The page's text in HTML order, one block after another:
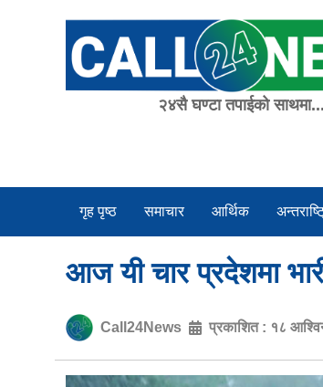
२४सै घण्टा तपाईको साथमा...
गृह पृष्ठ समाचार आर्थिक
आज यी चार प्रदेशमा
Call24News प्रकाशित : १८